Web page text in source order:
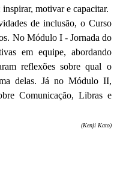
motivar e capacitar.
de inclusão, o Curso
No Módulo I - Jornada do
em equipe, abordando
reflexões sobre qual o
delas. Já no Módulo II,
Comunicação, Libras e
(Kenji Kato)